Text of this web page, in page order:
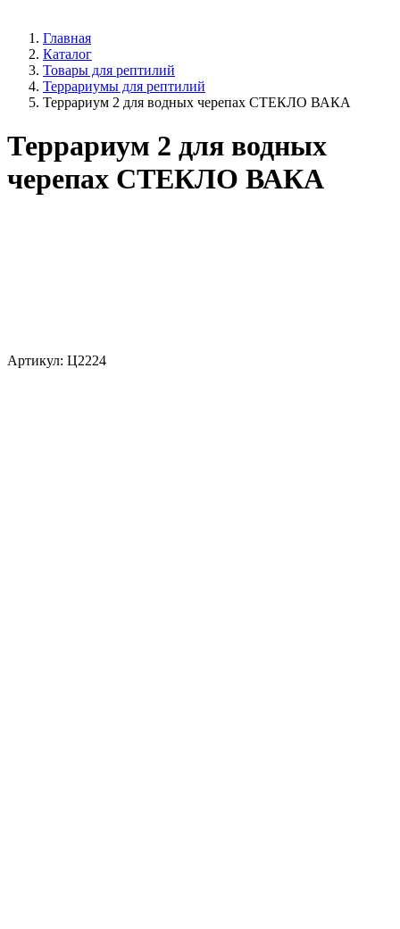
Главная
Каталог
Товары для рептилий
Террариумы для рептилий
Террариум 2 для водных черепах СТЕКЛО ВАКА
Террариум 2 для водных
черепах СТЕКЛО ВАКА
Артикул: Ц2224